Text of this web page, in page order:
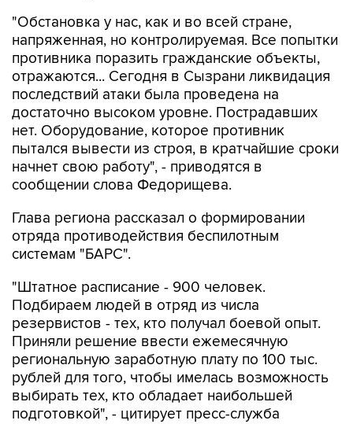
"Обстановка у нас, как и во всей стране,
напряженная, но контролируемая. Все попытки
противника поразить гражданские объекты,
отражаются... Сегодня в Сызрани ликвидация
последствий атаки была проведена на
достаточно высоком уровне. Пострадавших
нет. Оборудование, которое противник
пытался вывести из строя, в кратчайшие сроки
начнет свою работу", - приводятся в
сообщении слова Федорищева.
Глава региона рассказал о формировании
отряда противодействия беспилотным
системам "БАРС".
"Штатное расписание - 900 человек.
Подбираем людей в отряд из числа
резервистов - тех, кто получал боевой опыт.
Приняли решение ввести ежемесячную
региональную заработную плату по 100 тыс.
рублей для того, чтобы имелась возможность
выбирать тех, кто обладает наибольшей
подготовкой", - цитирует пресс-служба